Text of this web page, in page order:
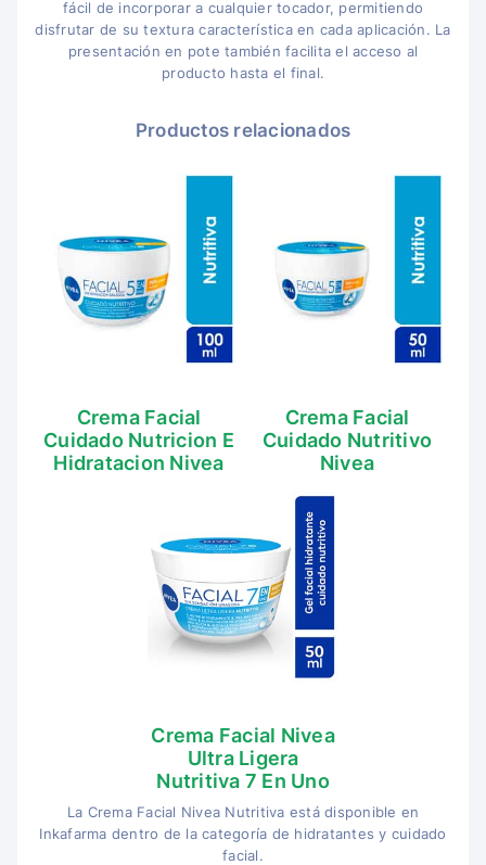
fácil de incorporar a cualquier tocador, permitiendo
disfrutar de su textura característica en cada aplicación. La
presentación en pote también facilita el acceso al
producto hasta el final.
Productos relacionados
Crema Facial
Cuidado Nutricion E
Hidratacion Nivea
Crema Facial
Cuidado Nutritivo
Nivea
Crema Facial Nivea
Ultra Ligera
Nutritiva 7 En Uno
La Crema Facial Nivea Nutritiva está disponible en
Inkafarma dentro de la categoría de hidratantes y cuidado
facial.